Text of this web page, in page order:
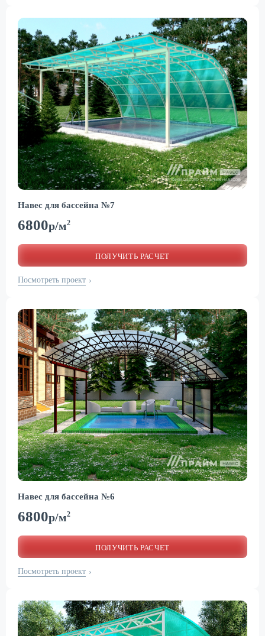
Навес для бассейна №7
6800р/м2
ПОЛУЧИТЬ РАСЧЕТ
Посмотреть проект ›
Навес для бассейна №6
6800р/м2
ПОЛУЧИТЬ РАСЧЕТ
Посмотреть проект ›